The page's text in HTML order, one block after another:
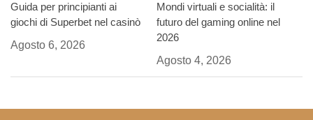
Guida per principianti ai
giochi di Superbet nel casinò
Agosto 6, 2026
Mondi virtuali e socialità: il
futuro del gaming online nel
2026
Agosto 4, 2026